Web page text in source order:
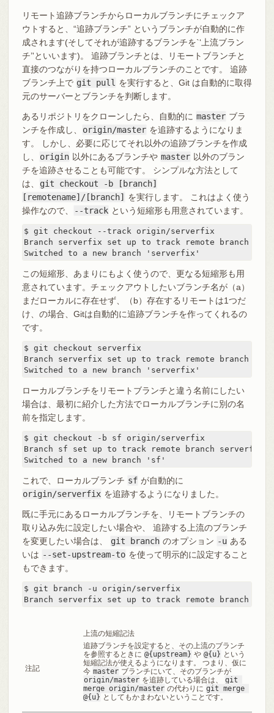
リモート追跡ブランチからローカルブランチにチェックア
ウトすると、“追跡ブランチ” というブランチが自動的に作
成されます(そしてそれが追跡するブランチを`‘上流ブラン
チ’'といいます)。 追跡ブランチとは、リモートブランチと
直接のつながりを持つローカルブランチのことです。 追跡
ブランチ上で git pull を実行すると、Git は自動的に取得
元のサーバーとブランチを判断します。
あるリポジトリをクローンしたら、自動的に master ブラ
ンチを作成し、
origin/master を追跡するようになりま
す。 しかし、必要に応じてそれ以外の追跡ブランチを作成
し、
origin 以外にあるブランチや master 以外のブラン
チを追跡させることも可能です。 シンプルな方法として
は、
git checkout -b [branch]
[remotename]/[branch]
を実行します。 これはよく使う
操作なので、
--track という短縮形も用意されています。
$ git checkout --track origin/serverfix
Branch serverfix set up to track remote branch
Switched to a new branch 'serverfix'
この短縮形、あまりにもよく使うので、更なる短縮形も用
意されています。チェックアウトしたいブランチ名が（a）
まだローカルに存在せず、（b）存在するリモートは1つだ
け、の場合、Gitは自動的に追跡ブランチを作ってくれるの
です。
$ git checkout serverfix
Branch serverfix set up to track remote branch
Switched to a new branch 'serverfix'
ローカルブランチをリモートブランチと違う名前にしたい
場合は、最初に紹介した方法でローカルブランチに別の名
前を指定します。
$ git checkout -b sf origin/serverfix
Branch sf set up to track remote branch serverfix
Switched to a new branch 'sf'
これで、ローカルブランチ sf が自動的に
origin/serverfix を追跡するようになりました。
既に手元にあるローカルブランチを、リモートブランチの
取り込み先に設定したい場合や、 追跡する上流のブランチ
を変更したい場合は、
git branch のオプション -u ある
いは --set-upstream-to を使って明示的に設定すること
もできます。
$ git branch -u origin/serverfix
Branch serverfix set up to track remote branch
注記
上流の短縮記法
追跡ブランチを設定すると、その上流のブランチ
を参照するときに @{upstream} や @{u} という
短縮記法が使えるようになります。 つまり、仮に
今 master ブランチにいて、そのブランチが
origin/master を追跡している場合は、 git
merge origin/master の代わりに git merge
@{u} としてもかまわないということです。